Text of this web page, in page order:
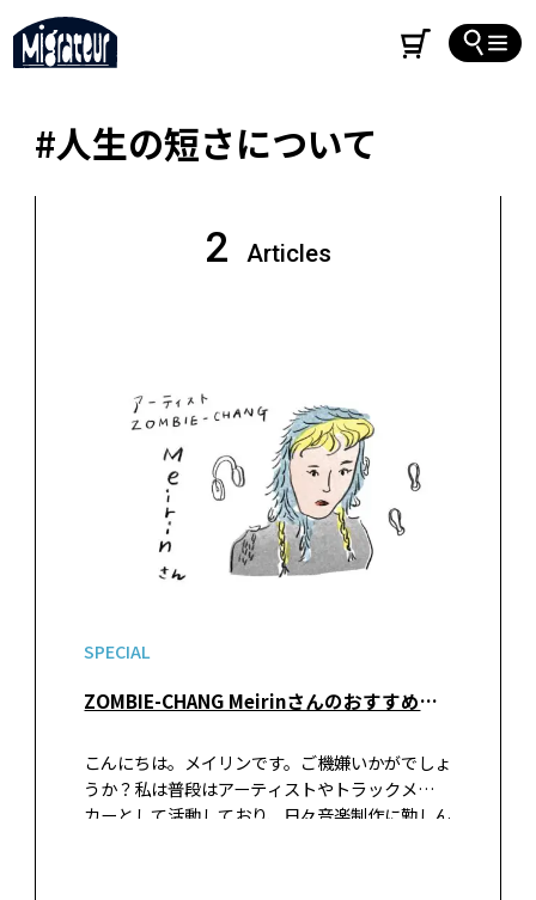
#人生の短さについて
2 Articles
SPECIAL
ZOMBIE-CHANG Meirinさんのおすすめ『人生の短さについて』
こんにちは。メイリンです。ご機嫌いかがでしょ
うか？私は普段はアーティストやトラックメー
カーとして活動しており、日々音楽制作に勤しん